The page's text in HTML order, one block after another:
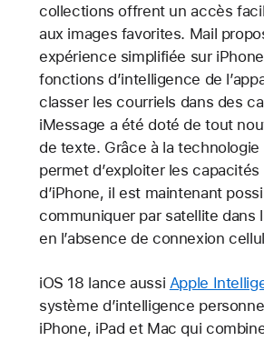
collections offrent un accès
aux images favorites. Mail
expérience simplifiée sur
fonctions d’intelligence de
classer les courriels dans des
iMessage a été doté de tout
de texte. Grâce à la
permet d’exploiter les
d’iPhone, il est maintenant
communiquer par satellite dans
en l’absence de connexion
iOS 18 lance aussi Apple
système d’intelligence
iPhone, iPad et Mac qui